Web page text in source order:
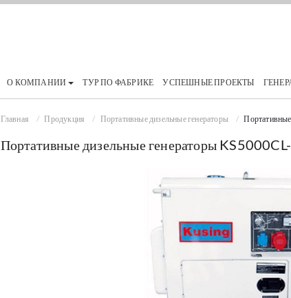
О КОМПАНИИ ТУР ПО ФАБРИКЕ УСПЕШНЫЕ ПРОЕКТЫ
Главная Продукция Портативные дизельные генераторы
Портативные дизельные генераторы